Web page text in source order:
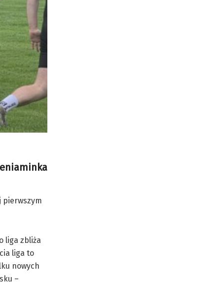
pierwszym
liga zbliża
liga to
nowych
–